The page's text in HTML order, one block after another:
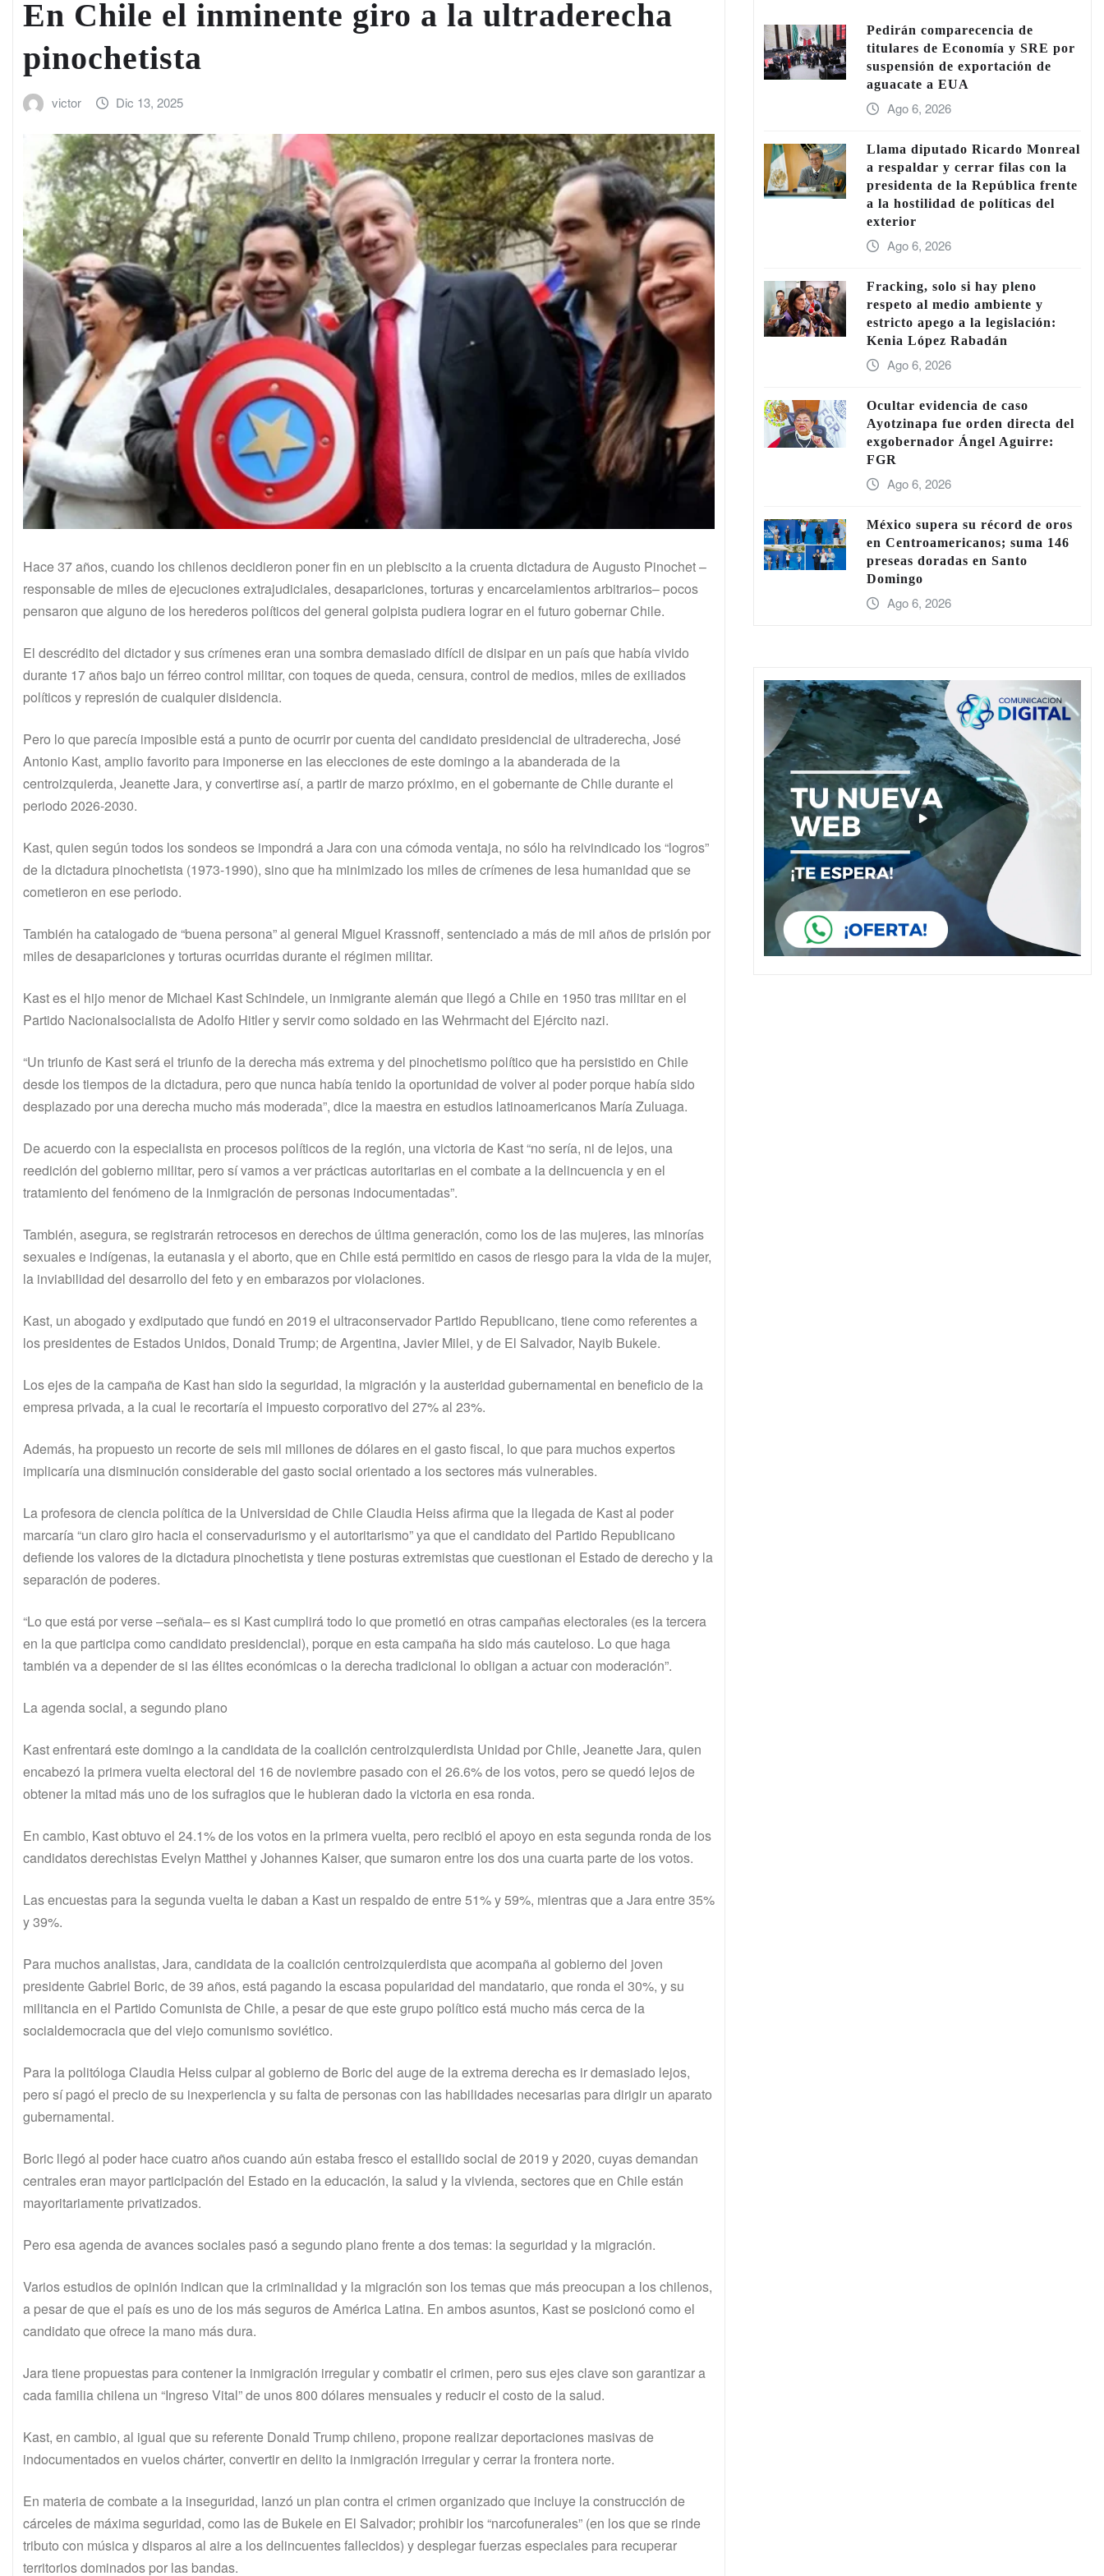
En Chile el inminente giro a la ultraderecha
pinochetista
victor Dic 13, 2025
Hace 37 años, cuando los chilenos decidieron poner fin en un plebiscito a la cruenta dictadura de Augusto Pinochet –
responsable de miles de ejecuciones extrajudiciales, desapariciones, torturas y encarcelamientos arbitrarios– pocos
pensaron que alguno de los herederos políticos del general golpista pudiera lograr en el futuro gobernar Chile.
El descrédito del dictador y sus crímenes eran una sombra demasiado difícil de disipar en un país que había vivido
durante 17 años bajo un férreo control militar, con toques de queda, censura, control de medios, miles de exiliados
políticos y represión de cualquier disidencia.
Pero lo que parecía imposible está a punto de ocurrir por cuenta del candidato presidencial de ultraderecha, José
Antonio Kast, amplio favorito para imponerse en las elecciones de este domingo a la abanderada de la
centroizquierda, Jeanette Jara, y convertirse así, a partir de marzo próximo, en el gobernante de Chile durante el
periodo 2026-2030.
Kast, quien según todos los sondeos se impondrá a Jara con una cómoda ventaja, no sólo ha reivindicado los “logros”
de la dictadura pinochetista (1973-1990), sino que ha minimizado los miles de crímenes de lesa humanidad que se
cometieron en ese periodo.
También ha catalogado de “buena persona” al general Miguel Krassnoff, sentenciado a más de mil años de prisión por
miles de desapariciones y torturas ocurridas durante el régimen militar.
Kast es el hijo menor de Michael Kast Schindele, un inmigrante alemán que llegó a Chile en 1950 tras militar en el
Partido Nacionalsocialista de Adolfo Hitler y servir como soldado en las Wehrmacht del Ejército nazi.
“Un triunfo de Kast será el triunfo de la derecha más extrema y del pinochetismo político que ha persistido en Chile
desde los tiempos de la dictadura, pero que nunca había tenido la oportunidad de volver al poder porque había sido
desplazado por una derecha mucho más moderada”, dice la maestra en estudios latinoamericanos María Zuluaga.
De acuerdo con la especialista en procesos políticos de la región, una victoria de Kast “no sería, ni de lejos, una
reedición del gobierno militar, pero sí vamos a ver prácticas autoritarias en el combate a la delincuencia y en el
tratamiento del fenómeno de la inmigración de personas indocumentadas”.
También, asegura, se registrarán retrocesos en derechos de última generación, como los de las mujeres, las minorías
sexuales e indígenas, la eutanasia y el aborto, que en Chile está permitido en casos de riesgo para la vida de la mujer,
la inviabilidad del desarrollo del feto y en embarazos por violaciones.
Kast, un abogado y exdiputado que fundó en 2019 el ultraconservador Partido Republicano, tiene como referentes a
los presidentes de Estados Unidos, Donald Trump; de Argentina, Javier Milei, y de El Salvador, Nayib Bukele.
Los ejes de la campaña de Kast han sido la seguridad, la migración y la austeridad gubernamental en beneficio de la
empresa privada, a la cual le recortaría el impuesto corporativo del 27% al 23%.
Además, ha propuesto un recorte de seis mil millones de dólares en el gasto fiscal, lo que para muchos expertos
implicaría una disminución considerable del gasto social orientado a los sectores más vulnerables.
La profesora de ciencia política de la Universidad de Chile Claudia Heiss afirma que la llegada de Kast al poder
marcaría “un claro giro hacia el conservadurismo y el autoritarismo” ya que el candidato del Partido Republicano
defiende los valores de la dictadura pinochetista y tiene posturas extremistas que cuestionan el Estado de derecho y la
separación de poderes.
“Lo que está por verse –señala– es si Kast cumplirá todo lo que prometió en otras campañas electorales (es la tercera
en la que participa como candidato presidencial), porque en esta campaña ha sido más cauteloso. Lo que haga
también va a depender de si las élites económicas o la derecha tradicional lo obligan a actuar con moderación”.
La agenda social, a segundo plano
Kast enfrentará este domingo a la candidata de la coalición centroizquierdista Unidad por Chile, Jeanette Jara, quien
encabezó la primera vuelta electoral del 16 de noviembre pasado con el 26.6% de los votos, pero se quedó lejos de
obtener la mitad más uno de los sufragios que le hubieran dado la victoria en esa ronda.
En cambio, Kast obtuvo el 24.1% de los votos en la primera vuelta, pero recibió el apoyo en esta segunda ronda de los
candidatos derechistas Evelyn Matthei y Johannes Kaiser, que sumaron entre los dos una cuarta parte de los votos.
Las encuestas para la segunda vuelta le daban a Kast un respaldo de entre 51% y 59%, mientras que a Jara entre 35%
y 39%.
Para muchos analistas, Jara, candidata de la coalición centroizquierdista que acompaña al gobierno del joven
presidente Gabriel Boric, de 39 años, está pagando la escasa popularidad del mandatario, que ronda el 30%, y su
militancia en el Partido Comunista de Chile, a pesar de que este grupo político está mucho más cerca de la
socialdemocracia que del viejo comunismo soviético.
Para la politóloga Claudia Heiss culpar al gobierno de Boric del auge de la extrema derecha es ir demasiado lejos,
pero sí pagó el precio de su inexperiencia y su falta de personas con las habilidades necesarias para dirigir un aparato
gubernamental.
Boric llegó al poder hace cuatro años cuando aún estaba fresco el estallido social de 2019 y 2020, cuyas demandan
centrales eran mayor participación del Estado en la educación, la salud y la vivienda, sectores que en Chile están
mayoritariamente privatizados.
Pero esa agenda de avances sociales pasó a segundo plano frente a dos temas: la seguridad y la migración.
Varios estudios de opinión indican que la criminalidad y la migración son los temas que más preocupan a los chilenos,
a pesar de que el país es uno de los más seguros de América Latina. En ambos asuntos, Kast se posicionó como el
candidato que ofrece la mano más dura.
Jara tiene propuestas para contener la inmigración irregular y combatir el crimen, pero sus ejes clave son garantizar a
cada familia chilena un “Ingreso Vital” de unos 800 dólares mensuales y reducir el costo de la salud.
Kast, en cambio, al igual que su referente Donald Trump chileno, propone realizar deportaciones masivas de
indocumentados en vuelos chárter, convertir en delito la inmigración irregular y cerrar la frontera norte.
En materia de combate a la inseguridad, lanzó un plan contra el crimen organizado que incluye la construcción de
cárceles de máxima seguridad, como las de Bukele en El Salvador; prohibir los “narcofunerales” (en los que se rinde
tributo con música y disparos al aire a los delincuentes fallecidos) y desplegar fuerzas especiales para recuperar
territorios dominados por las bandas.
Pedirán comparecencia de
titulares de Economía y SRE por
suspensión de exportación de
aguacate a EUA
Ago 6, 2026
Llama diputado Ricardo Monreal
a respaldar y cerrar filas con la
presidenta de la República frente
a la hostilidad de políticas del
exterior
Ago 6, 2026
Fracking, solo si hay pleno
respeto al medio ambiente y
estricto apego a la legislación:
Kenia López Rabadán
Ago 6, 2026
Ocultar evidencia de caso
Ayotzinapa fue orden directa del
exgobernador Ángel Aguirre:
FGR
Ago 6, 2026
México supera su récord de oros
en Centroamericanos; suma 146
preseas doradas en Santo
Domingo
Ago 6, 2026